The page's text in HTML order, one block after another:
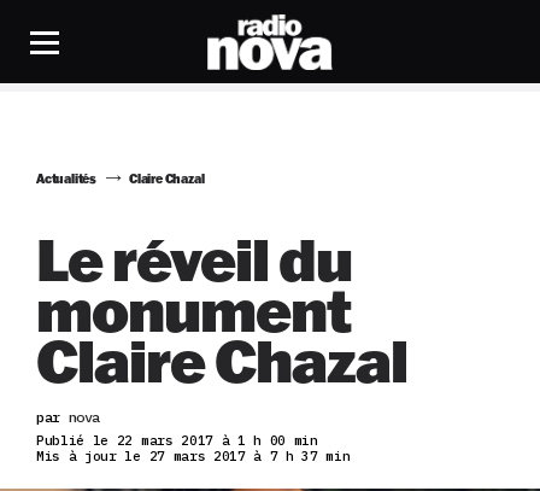
Actualités Claire Chazal
Le réveil du
monument
Claire Chazal
par nova
Publié le 22 mars 2017 à 1 h 00 min
Mis à jour le 27 mars 2017 à 7 h 37 min